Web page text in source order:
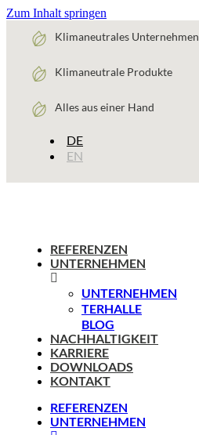
Zum Inhalt springen
Klimaneutrales Unternehmen
Klimaneutrale Produkte
Alles aus einer Hand
DE
EN
REFERENZEN
UNTERNEHMEN
UNTERNEHMEN
TERHALLE
BLOG
NACHHALTIGKEIT
KARRIERE
DOWNLOADS
KONTAKT
REFERENZEN
UNTERNEHMEN